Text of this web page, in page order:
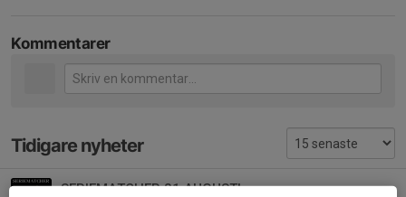
Kommentarer
Tidigare nyheter
SERIEMATCHER 31 AUGUSTI